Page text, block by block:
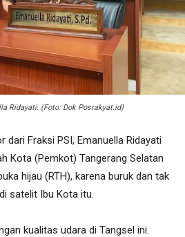
Ridayati. (Foto: Dok Posrakyat.id)
dari Fraksi PSI, Emanuella Ridayati
Kota (Pemkot) Tangerang Selatan
hijau (RTH), karena buruk dan tak
satelit Ibu Kota itu.
kualitas udara di Tangsel ini.